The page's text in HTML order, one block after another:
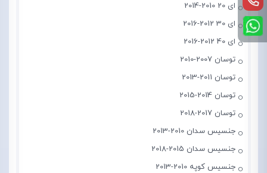
ای 20 2010-2014
ای 30 2012-2016
ای 40 2012-2016
توسان 2007-2010
توسان 2011-2013
توسان 2014-2015
توسان 2017-2018
جنسیس سدان 2010-2013
جنسیس سدان 2015-2018
جنسیس کوپه 2010-2013